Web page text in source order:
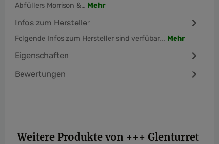
Abfüllers Morrison &… Mehr
Infos zum Hersteller
Folgende Infos zum Hersteller sind verfübar... Mehr
Eigenschaften
Bewertungen
Produktgalerie überspringen
Weitere Produkte von +++ Glenturret